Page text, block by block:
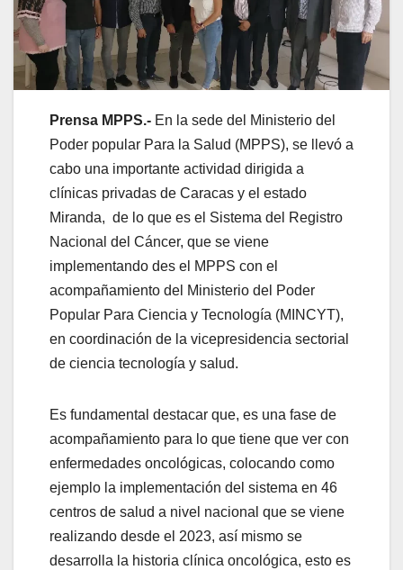
Prensa MPPS.- En la sede del Ministerio del
Poder popular Para la Salud (MPPS), se llevó a
cabo una importante actividad dirigida a
clínicas privadas de Caracas y el estado
Miranda, de lo que es el Sistema del Registro
Nacional del Cáncer, que se viene
implementando des el MPPS con el
acompañamiento del Ministerio del Poder
Popular Para Ciencia y Tecnología (MINCYT),
en coordinación de la vicepresidencia sectorial
de ciencia tecnología y salud.
Es fundamental destacar que, es una fase de
acompañamiento para lo que tiene que ver con
enfermedades oncológicas, colocando como
ejemplo la implementación del sistema en 46
centros de salud a nivel nacional que se viene
realizando desde el 2023, así mismo se
desarrolla la historia clínica oncológica, esto es